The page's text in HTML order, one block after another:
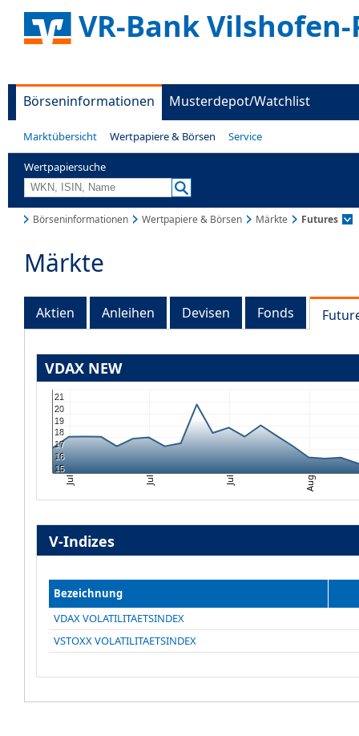
VR-Bank
Börseninformationen Musterdepot/Watchlist
Marktübersicht Wertpapiere & Börsen Service
Wertpapiersuche
Börseninformationen Wertpapiere & Börsen Märkte Futures
Märkte
Aktien Anleihen Devisen Fonds
VDAX NEW
Jul Jul Jul Aug
15
16
17
18
19
20
21
V-Indizes
Bezeichnung
VDAX VOLATILITAETSINDEX
VSTOXX VOLATILITAETSINDEX